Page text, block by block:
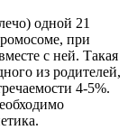
одной 21
при
с ней. Такая
из родителей,
4-5%.